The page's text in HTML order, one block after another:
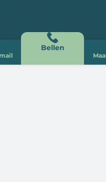
Bellen